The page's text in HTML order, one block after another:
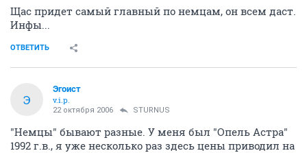
alcatel
22 октября 2006
Инфы...
Э
v.i.p.
22 октября 2006